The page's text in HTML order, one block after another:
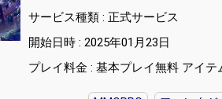
サービス種類 : 正式サービス
開始日時 : 2025年01月23日
プレイ料金 : 基本プレイ無料 アイテ